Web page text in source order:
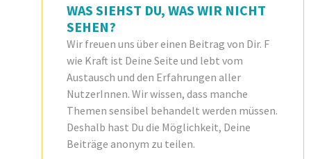
WAS SIEHST DU, WAS WIR NICHT
SEHEN?
Wir freuen uns über einen Beitrag von Dir. F
wie Kraft ist Deine Seite und lebt vom
Austausch und den Erfahrungen aller
NutzerInnen. Wir wissen, dass manche
Themen sensibel behandelt werden müssen.
Deshalb hast Du die Möglichkeit, Deine
Beiträge anonym zu teilen.